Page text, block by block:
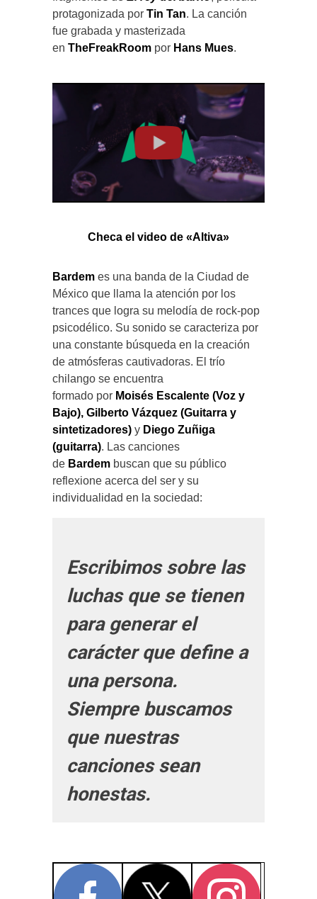
protagonizada por Tin Tan. La canción
fue grabada y masterizada
en TheFreakRoom por Hans Mues.
Checa el video de «Altiva»
Bardem es una banda de la Ciudad de
México que llama la atención por los
trances que logra su melodía de rock-pop
psicodélico. Su sonido se caracteriza por
una constante búsqueda en la creación
de atmósferas cautivadoras. El trío
chilango se encuentra
formado por Moisés Escalente (Voz y
Bajo), Gilberto Vázquez (Guitarra y
sintetizadores) y Diego Zuñiga
(guitarra). Las canciones
de Bardem buscan que su público
reflexione acerca del ser y su
individualidad en la sociedad:
Escribimos sobre las
luchas que se tienen
para generar el
carácter que define a
una persona.
Siempre buscamos
que nuestras
canciones sean
honestas.